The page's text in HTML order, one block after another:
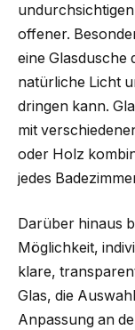
offener.
eine Glasdusche
natürliche Licht
dringen kann.
mit
oder Holz
jedes
Darüber hinaus
Möglichkeit,
klare,
Glas, die
Anpassung an